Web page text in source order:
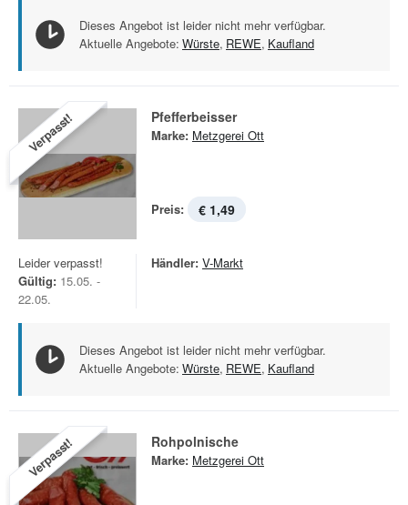
Dieses Angebot ist leider nicht mehr verfügbar.
Aktuelle Angebote: Würste, REWE, Kaufland
Verpasst! Pfefferbeisser
Marke: Metzgerei Ott
Preis: € 1,49
Leider verpasst!
Gültig: 15.05. -
22.05.
Händler: V-Markt
Dieses Angebot ist leider nicht mehr verfügbar.
Aktuelle Angebote: Würste, REWE, Kaufland
Verpasst! Rohpolnische
Marke: Metzgerei Ott